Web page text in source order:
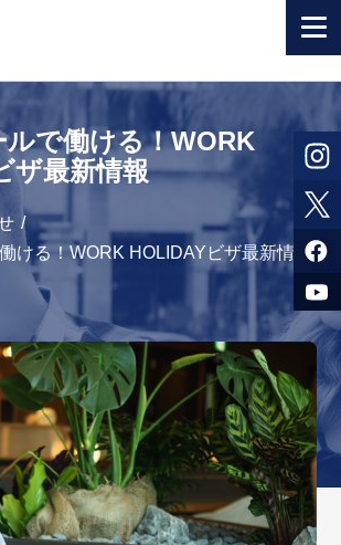
で働ける！WORK
ザ最新情報
/
ける！WORK HOLIDAYビザ最新情